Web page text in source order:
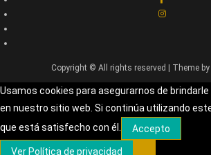
Copyright © All rights reserved | Theme by
Usamos cookies para asegurarnos de
en nuestro sitio web. Si continúa utilizando
que está satisfecho con él.
Accepto
Ver Política de privacidad